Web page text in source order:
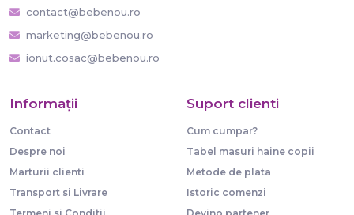
contact@bebenou.ro
marketing@bebenou.ro
ionut.cosac@bebenou.ro
Informaţii
Contact
Despre noi
Marturii clienti
Transport si Livrare
Suport clienti
Cum cumpar?
Tabel masuri haine copii
Metode de plata
Istoric comenzi